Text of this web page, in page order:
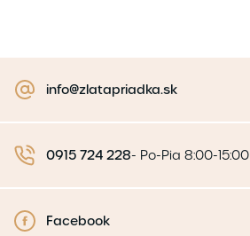
info@zlatapriadka.sk
0915 724 228- Po-Pia 8:00-15:00
Facebook